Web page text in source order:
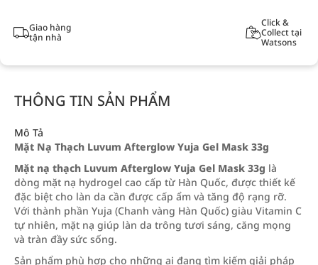
Giao hàng
tận nhà
Click &
Collect tại
Watsons
THÔNG TIN SẢN PHẨM
Mô Tả
Mặt Nạ Thạch Luvum Afterglow Yuja Gel Mask 33g
Mặt nạ thạch Luvum Afterglow Yuja Gel Mask 33g là
dòng mặt nạ hydrogel cao cấp từ Hàn Quốc, được thiết kế
đặc biệt cho làn da cần được cấp ẩm và tăng độ rạng rỡ.
Với thành phần Yuja (Chanh vàng Hàn Quốc) giàu Vitamin C
tự nhiên, mặt nạ giúp làn da trông tươi sáng, căng mọng
và tràn đầy sức sống.
Sản phẩm phù hợp cho những ai đang tìm kiếm giải pháp